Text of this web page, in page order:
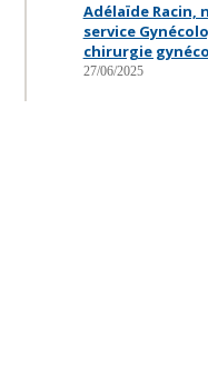
Adélaïde Racin,
service
chirurgie
27/06/2025